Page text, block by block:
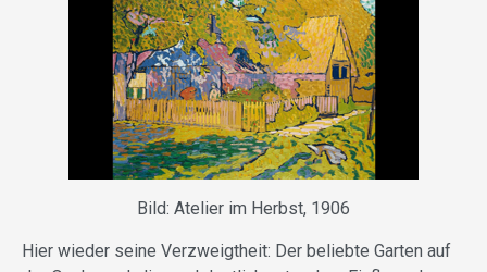
Bild: Atelier im Herbst, 1906
Hier wieder seine Verzweigtheit: Der beliebte Garten auf